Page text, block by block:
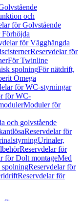
och
för Golvstående
Förhöjda
för Vägghängda
Reservdelar för
För Twinline
spolningFör nätdrift,
Omega
för WC-styrningar
för WC-
Moduler för
och golvstående
Reservdelar för
Urinaler,
Reservdelar för
för Dolt montageMed
spolningReservdelar för
Reservdelar för